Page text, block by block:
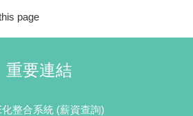
page
重要連結
整合系統 (薪資查詢)